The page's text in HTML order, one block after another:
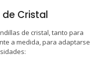
Cristal
de cristal, tanto para
a medida, para adaptarse
para piscinas
para balcones
cristal